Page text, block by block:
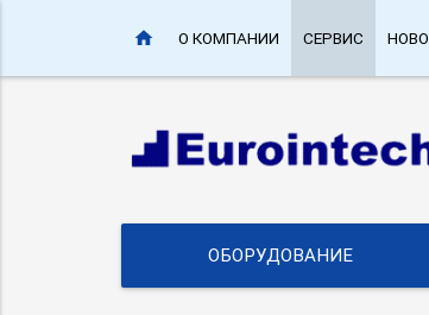
home О КОМПАНИИ СЕРВИС
ОБОРУДОВАНИЕ